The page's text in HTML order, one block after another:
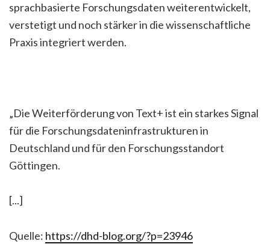
sprachbasierte Forschungsdaten weiterentwickelt,
verstetigt und noch stärker in die wissenschaftliche
Praxis integriert werden.
„Die Weiterförderung von Text+ ist ein starkes Signal
für die Forschungsdateninfrastrukturen in
Deutschland und für den Forschungsstandort
Göttingen.
[...]
Quelle: https://dhd-blog.org/?p=23946